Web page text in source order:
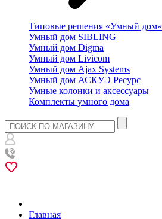
Типовые решения «Умный дом»
Умный дом SIBLING
Умный дом Digma
Умный дом Livicom
Умный дом Ajax Systems
Умный дом АСКУЭ Ресурс
Умные колонки и аксессуары
Комплекты умного дома
Главная